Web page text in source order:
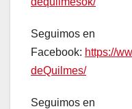
Seguimos en
Facebook: https://
deQuilmes/
Seguimos en